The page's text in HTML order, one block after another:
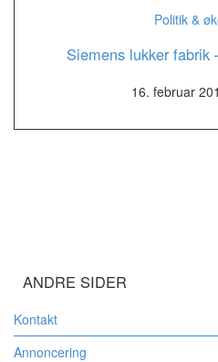
Politik &
Siemens lukker fabrik
16. februar
ANDRE SIDER
Kontakt
Annoncering